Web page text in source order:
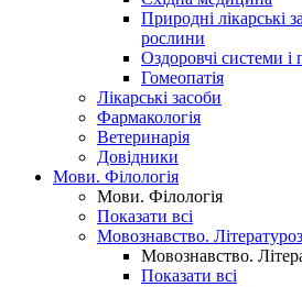
Природні лікарські
рослини
Оздоровчі системи і
Гомеопатія
Лікарські засоби
Фармакологія
Ветеринарія
Довідники
Мови. Філологія
Мови. Філологія
Показати всі
Мовознавство.
Мовознавство.
Показати всі